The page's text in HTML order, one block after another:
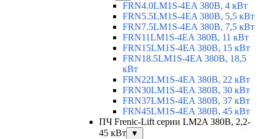
FRN4.0LM1S-4EA 380В, 4 кВт
FRN5.5LM1S-4EA 380В, 5,5 кВт
FRN7.5LM1S-4EA 380В, 7,5 кВт
FRN11LM1S-4EA 380В, 11 кВт
FRN15LM1S-4EA 380В, 15 кВт
FRN18.5LM1S-4EA 380В, 18,5
кВт
FRN22LM1S-4EA 380В, 22 кВт
FRN30LM1S-4EA 380В, 30 кВт
FRN37LM1S-4EA 380В, 37 кВт
FRN45LM1S-4EA 380В, 45 кВт
ПЧ Frenic-Lift серии LM2A 380В, 2,2-
45 кВт
▼